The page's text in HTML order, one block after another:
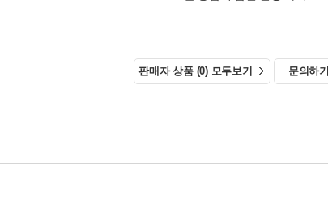
판매자 상품 (0) 모두보기 문의하기